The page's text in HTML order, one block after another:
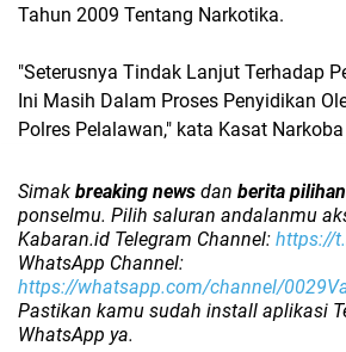
Tahun 2009 Tentang Narkotika.
"Seterusnya Tindak Lanjut Terhadap
Ini Masih Dalam Proses Penyidikan
Polres Pelalawan," kata Kasat
Simak breaking news dan berita pilihan
ponselmu. Pilih saluran andalanmu
Kabaran.id Telegram Channel: https://
WhatsApp Channel:
https://whatsapp.com/channel/
Pastikan kamu sudah install aplikasi
WhatsApp ya.